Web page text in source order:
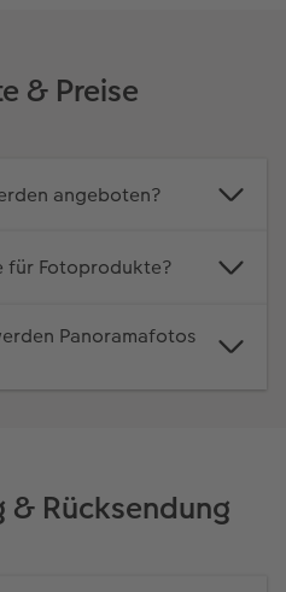
& Preise
angeboten?
für Fotoprodukte?
Panoramafotos
Rücksendung